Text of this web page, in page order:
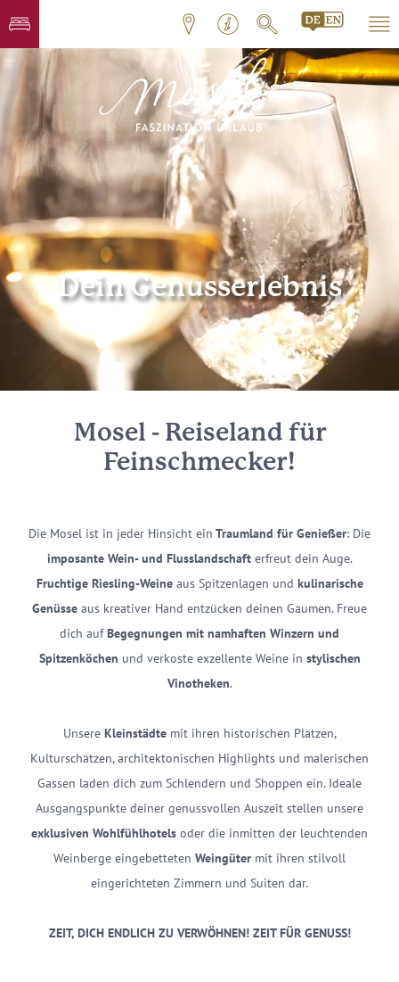
Dein Genusserlebnis
Mosel - Reiseland für
Feinschmecker!
Die Mosel ist in jeder Hinsicht ein Traumland für Genießer: Die
imposante Wein- und Flusslandschaft erfreut dein Auge.
Fruchtige Riesling-Weine aus Spitzenlagen und kulinarische
Genüsse aus kreativer Hand entzücken deinen Gaumen. Freue
dich aufBegegnungen mit namhaften Winzern und
Spitzenköchen und verkoste exzellente Weine in stylischen
Vinotheken.
Unsere Kleinstädtemit ihren historischen Plätzen,
Kulturschätzen, architektonischen Highlights und malerischen
Gassen laden dich zum Schlendern und Shoppen ein. Ideale
Ausgangspunkte deiner genussvollen Auszeit stellen unsere
exklusiven Wohlfühlhotels oder die inmitten der leuchtenden
Weinberge eingebetteten Weingüter mit ihren stilvoll
eingerichteten Zimmern und Suiten dar.
ZEIT, DICH ENDLICH ZU VERWÖHNEN! ZEIT FÜR GENUSS!